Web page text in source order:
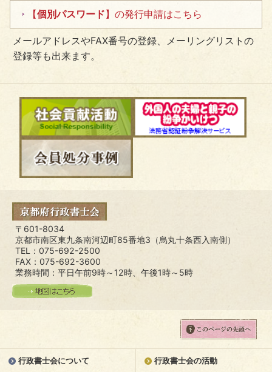
〒601-8034
京都市南区東九条南河辺町85番地3（烏丸十条西入南側）
TEL：075-692-2500
FAX：075-692-3600
業務時間：平日午前9時～12時、午後1時～5時
【個別パスワード】の発行申請はこちら
メールアドレスやFAX番号の登録、メーリングリストの
登録等も出来ます。
行政書士会について 行政書士会の活動